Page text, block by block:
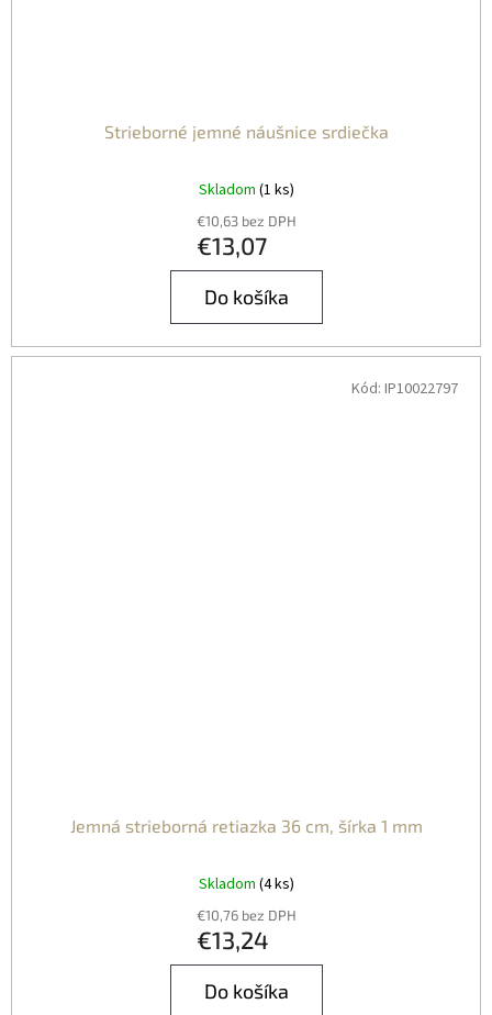
Strieborné jemné náušnice srdiečka
Skladom (1 ks)
€10,63 bez DPH
€13,07
Do košíka
Jemná strieborná retiazka 36 cm, šírka 1 mm
Skladom (4 ks)
€10,76 bez DPH
€13,24
Do košíka
Kód: IP10022797